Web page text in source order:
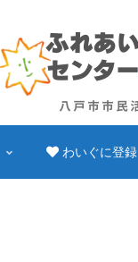
わいぐに登録